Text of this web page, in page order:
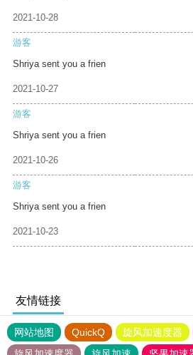
2021-10-28
游客
Shriya sent you a frien
2021-10-27
游客
Shriya sent you a frien
2021-10-26
游客
Shriya sent you a frien
2021-10-23
友情链接
网站地图 QuickQ 旋风加速度器